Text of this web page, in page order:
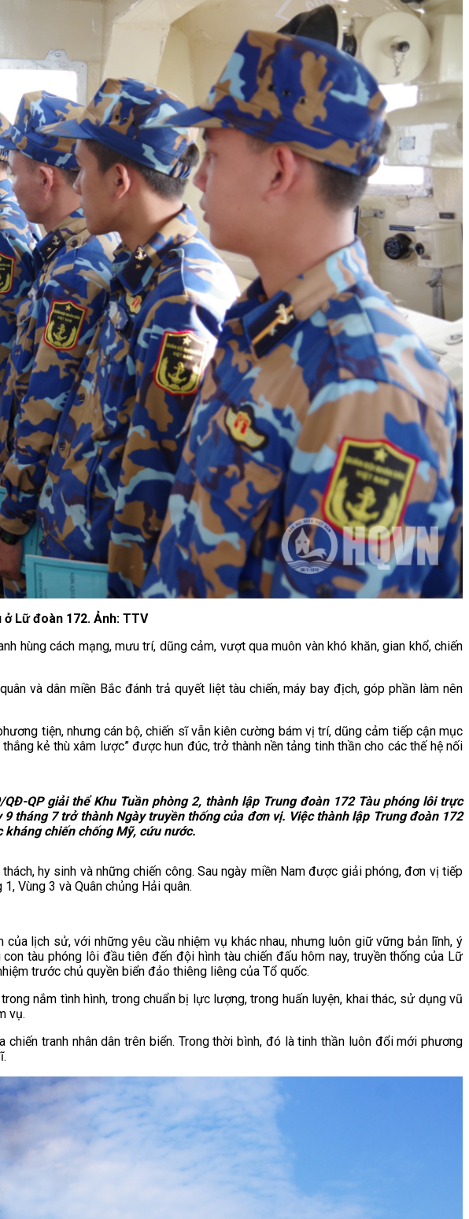
Lữ đoàn 172. Ảnh: TTV
hùng cách mạng, mưu trí, dũng cảm, vượt qua muôn vàn khó khăn, gian khổ, chiến
và dân miền Bắc đánh trả quyết liệt tàu chiến, máy bay địch, góp phần làm nên
tiện, nhưng cán bộ, chiến sĩ vẫn kiên cường bám vị trí, dũng cảm tiếp cận mục
kẻ thù xâm lược” được hun đúc, trở thành nền tảng tinh thần cho các thế hệ nối
QP giải thể Khu Tuần phòng 2, thành lập Trung đoàn 172 Tàu phóng lôi trực
tháng 7 trở thành Ngày truyền thống của đơn vị. Việc thành lập Trung đoàn 172
chiến chống Mỹ, cứu nước.
hy sinh và những chiến công. Sau ngày miền Nam được giải phóng, đơn vị tiếp
Vùng 3 và Quân chủng Hải quân.
lịch sử, với những yêu cầu nhiệm vụ khác nhau, nhưng luôn giữ vững bản lĩnh, ý
tàu phóng lôi đầu tiên đến đội hình tàu chiến đấu hôm nay, truyền thống của Lữ
trước chủ quyền biển đảo thiêng liêng của Tổ quốc.
nắm tình hình, trong chuẩn bị lực lượng, trong huấn luyện, khai thác, sử dụng vũ
vụ.
tranh nhân dân trên biển. Trong thời bình, đó là tinh thần luôn đổi mới phương